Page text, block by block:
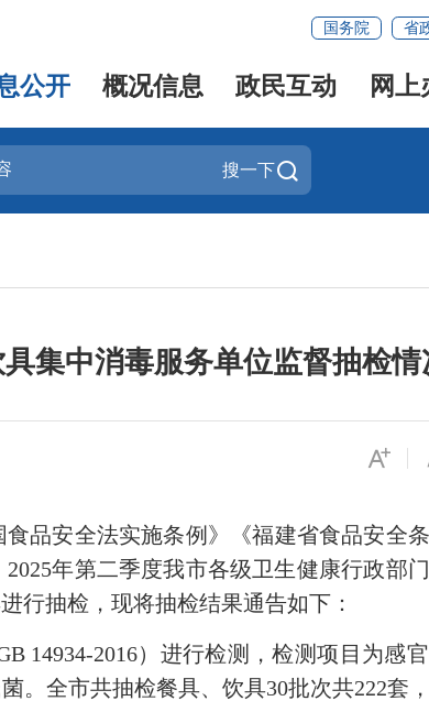
国务院 省
公开 概况信息 政民互动 网上
搜一下
集中消毒服务单位监督抽检情
安全法实施条例》《福建省食品安全
年第二季度我市各级卫生健康行政部
行抽检，现将抽检结果通告如下：
2016）进行检测，检测项目为感
。全市共抽检餐具、饮具30批次共222套